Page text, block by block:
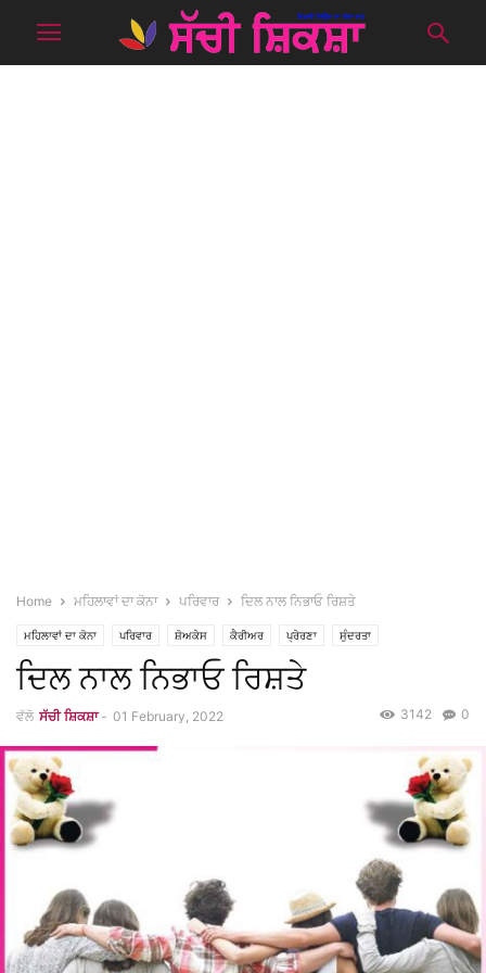
Home ਮਹਿਲਾਵਾਂ ਦਾ ਕੋਨਾ ਪਰਿਵਾਰ ਦਿਲ ਨਾਲ ਨਿਭਾਓ ਰਿਸ਼ਤੇ
ਮਹਿਲਾਵਾਂ ਦਾ ਕੋਨਾ ਪਰਿਵਾਰ ਸ਼ੋਅਕੇਸ ਕੈਰੀਅਰ ਪ੍ਰੇਰਣਾ ਸੁੰਦਰਤਾ
ਲਾਈਫ ਸਟਾਇਲ
ਦਿਲ ਨਾਲ ਨਿਭਾਓ ਰਿਸ਼ਤੇ
ਵੱਲੋ ਸੱਚੀ ਸ਼ਿਕਸ਼ਾ - 01 February, 2022 0
3142